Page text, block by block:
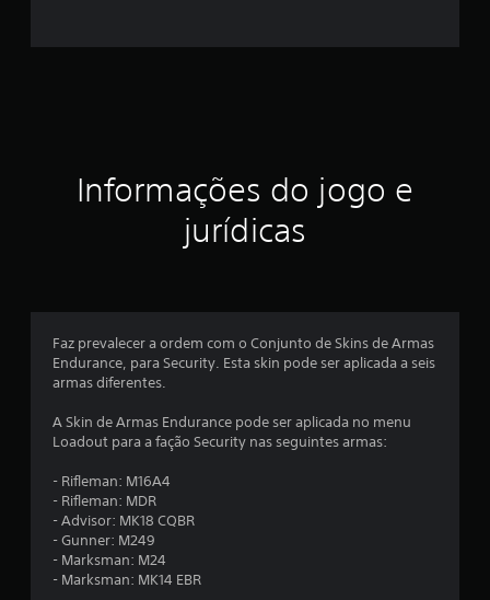
e
e
t
t
Informações do jogo e
jurídicas
Faz prevalecer a ordem com o Conjunto de Skins de Armas
Endurance, para Security. Esta skin pode ser aplicada a seis
armas diferentes.
A Skin de Armas Endurance pode ser aplicada no menu
Loadout para a fação Security nas seguintes armas:
- Rifleman: M16A4
- Rifleman: MDR
- Advisor: MK18 CQBR
- Gunner: M249
- Marksman: M24
- Marksman: MK14 EBR